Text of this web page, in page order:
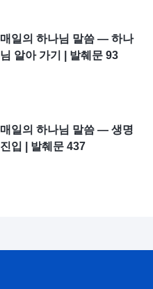
매일의 하나님 말씀 ― 하나
님 알아 가기 | 발췌문 93
매일의 하나님 말씀 ― 생명
진입 | 발췌문 437